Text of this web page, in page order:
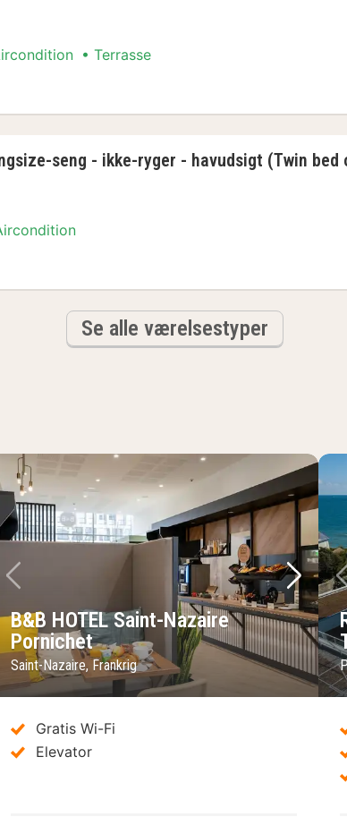
Terrasse
seng - ikke-ryger - havudsigt (Twin bed
Se alle værelsestyper
billede
Næste
B&B HOTEL Saint-Nazaire
Pornichet
Saint-Nazaire, Frankrig
Gratis Wi-Fi
Elevator